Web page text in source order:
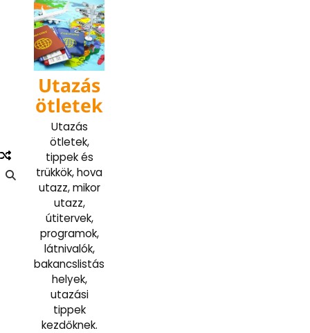
content
Utazás
ötletek
Utazás
ötletek,
tippek és
trükkök, hova
utazz, mikor
utazz,
útitervek,
programok,
látnivalók,
bakancslistás
helyek,
utazási
tippek
kezdőknek.